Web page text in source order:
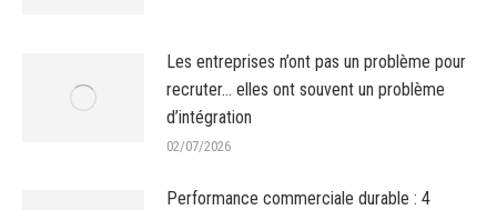
Les entreprises n’ont pas un problème pour
recruter… elles ont souvent un problème
d’intégration
02/07/2026
Performance commerciale durable : 4